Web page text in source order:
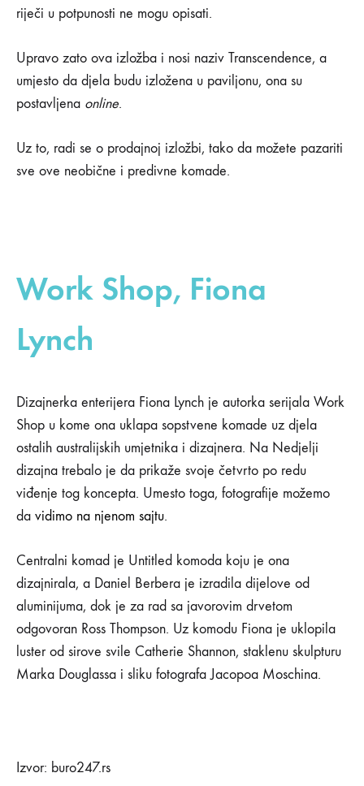
riječi u potpunosti ne mogu opisati.
Upravo zato ova izložba i nosi naziv Transcendence, a
umjesto da djela budu izložena u paviljonu, ona su
postavljena online.
Uz to, radi se o prodajnoj izložbi, tako da možete pazariti
sve ove neobične i predivne komade.
Work Shop, Fiona
Lynch
Dizajnerka enterijera Fiona Lynch je autorka serijala Work
Shop u kome ona uklapa sopstvene komade uz djela
ostalih australijskih umjetnika i dizajnera. Na Nedjelji
dizajna trebalo je da prikaže svoje četvrto po redu
viđenje tog koncepta. Umesto toga, fotografije možemo
da vidimo na njenom sajtu.
Centralni komad je Untitled komoda koju je ona
dizajnirala, a Daniel Berbera je izradila dijelove od
aluminijuma, dok je za rad sa javorovim drvetom
odgovoran Ross Thompson. Uz komodu Fiona je uklopila
luster od sirove svile Catherie Shannon, staklenu skulpturu
Marka Douglassa i sliku fotografa Jacopoa Moschina.
Izvor: buro247.rs